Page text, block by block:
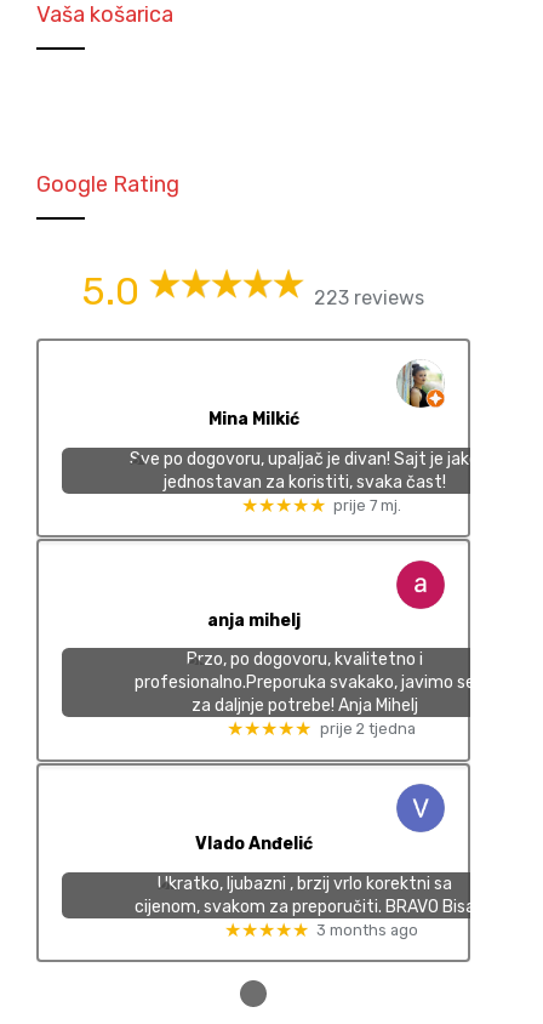
Vaša košarica
Google Rating
5.0 223 reviews
Mina Milkić
Sve po dogovoru, upaljač je divan! Sajt je jako
jednostavan za koristiti, svaka čast!
★★★★★ prije 7 mj.
anja mihelj
Brzo, po dogovoru, kvalitetno i
profesionalno.Preporuka svakako, javimo se
za daljnje potrebe! Anja Mihelj
★★★★★ prije 2 tjedna
Vlado Anđelić
Ukratko, ljubazni , brzij vrlo korektni sa
cijenom, svakom za preporučiti. BRAVO Bisa
★★★★★ 3 months ago
●